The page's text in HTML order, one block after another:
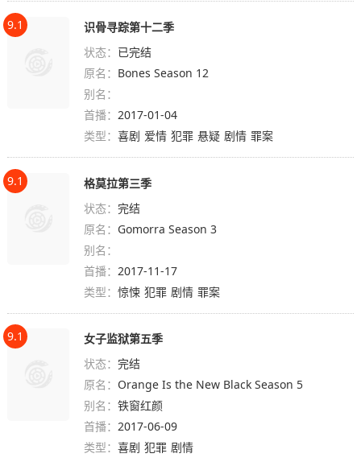
9.1
识骨寻踪第十二季
状态： 已完结
原名： Bones Season 12
别名：
首播： 2017-01-04
类型：喜剧 爱情 犯罪 悬疑 剧情 罪案
9.1
格莫拉第三季
状态：完结
原名： Gomorra Season 3
别名：
首播： 2017-11-17
类型：惊悚 犯罪 剧情 罪案
9.1
女子监狱第五季
状态：完结
原名： Orange Is the New Black Season 5
别名：铁窗红颜
首播：2017-06-09
类型：喜剧 犯罪 剧情